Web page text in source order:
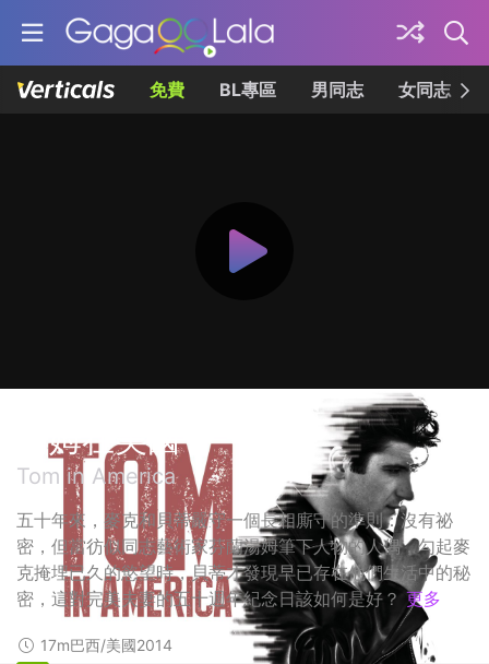
免費 BL專區 男同志 女同志
湯姆在美國
Tom in America
五十年來，麥克和貝蒂嚴守一個長相廝守的準則：沒有祕
密，但當彷似同志藝術家芬蘭湯姆筆下人物的人偶，勾起麥
克掩埋已久的慾望時，貝蒂才發現早已存在他們生活中的秘
密，這對完美夫妻的五十週年紀念日該如何是好？ 更多
17m巴西/美國2014